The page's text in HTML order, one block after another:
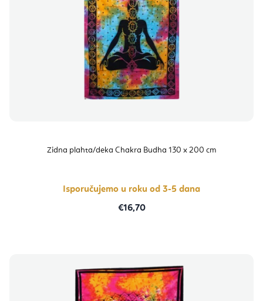
Zidna plahta/deka Chakra Budha 130 x 200 cm
Isporučujemo u roku od 3-5 dana
€16,70